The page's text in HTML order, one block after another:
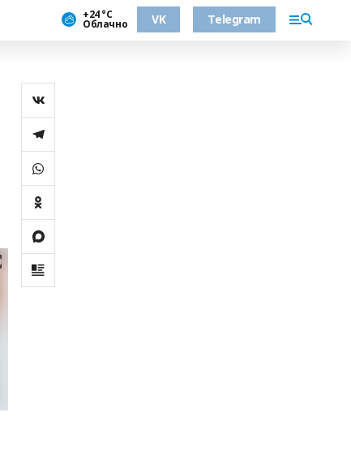
+24 °С
Облачно VK Telegram